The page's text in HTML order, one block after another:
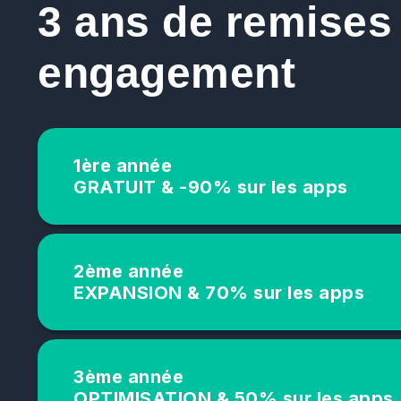
3 ans de
engagement
1ère année
GRATUIT & -90% sur les apps
2ème année
EXPANSION & 70% sur les apps
3ème année